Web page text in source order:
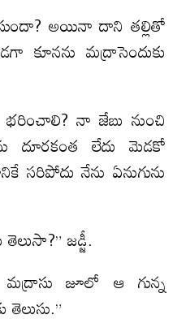
అయినా దాని తల్లితో
కూనను మద్రాసెందుకు
భరించాలి? నా జేబు నుంచి
దూరకంత లేదు మెడకో
నేను ఏనుగును
జడ్జీ.
జూలో ఆ గున్న